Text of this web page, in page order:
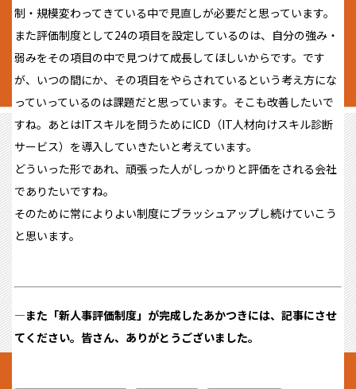
制・規模変わってきている中で見直しが必要だと思っています。
また評価制度として24の項目を設定しているのは、自分の強み・
弱みをその項目の中で見つけて成長してほしいからです。です
が、いつの間にか、その項目をやらされているという考え方にな
っていっているのは課題だと思っています。そこも改善したいで
すね。あとはITスキルを問うためにICD（IT人材向けスキル診断
サービス）を導入していきたいと考えています。
どういった形であれ、頑張った人がしっかりと評価をされる会社
でありたいですね。
そのために常によりよい制度にブラッシュアップし続けていこう
と思います。
―また「新人事評価制度」が完成したあかつきには、記事にさせ
てください。皆さん、ありがとうございました。